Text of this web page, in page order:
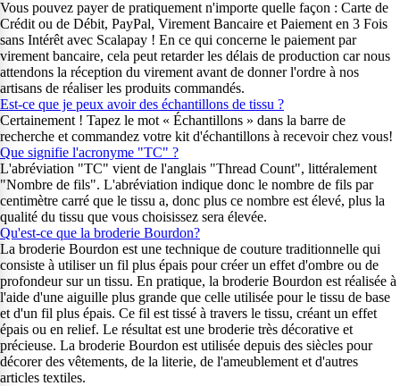
Vous pouvez payer de pratiquement n'importe quelle façon : Carte de
Crédit ou de Débit, PayPal, Virement Bancaire et Paiement en 3 Fois
sans Intérêt avec Scalapay ! En ce qui concerne le paiement par
virement bancaire, cela peut retarder les délais de production car nous
attendons la réception du virement avant de donner l'ordre à nos
artisans de réaliser les produits commandés.
Est-ce que je peux avoir des échantillons de tissu ?
Certainement ! Tapez le mot « Échantillons » dans la barre de
recherche et commandez votre kit d'échantillons à recevoir chez vous!
Que signifie l'acronyme "TC" ?
L'abréviation "TC" vient de l'anglais "Thread Count", littéralement
"Nombre de fils". L'abréviation indique donc le nombre de fils par
centimètre carré que le tissu a, donc plus ce nombre est élevé, plus la
qualité du tissu que vous choisissez sera élevée.
Qu'est-ce que la broderie Bourdon?
La broderie Bourdon est une technique de couture traditionnelle qui
consiste à utiliser un fil plus épais pour créer un effet d'ombre ou de
profondeur sur un tissu. En pratique, la broderie Bourdon est réalisée à
l'aide d'une aiguille plus grande que celle utilisée pour le tissu de base
et d'un fil plus épais. Ce fil est tissé à travers le tissu, créant un effet
épais ou en relief. Le résultat est une broderie très décorative et
précieuse. La broderie Bourdon est utilisée depuis des siècles pour
décorer des vêtements, de la literie, de l'ameublement et d'autres
articles textiles.